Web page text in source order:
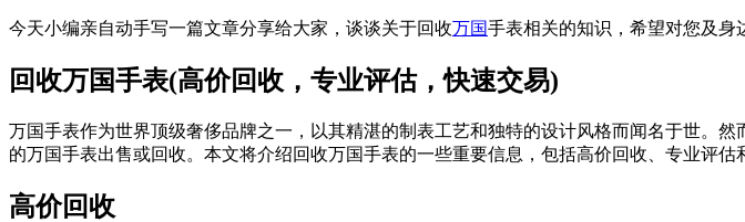
今天小编亲自动手写一篇文章分享给大家，谈谈关于回收万国手表相关的知识，希望对您及身
回收万国手表(高价回收，专业评估，快速交易)
万国手表作为世界顶级奢侈品牌之一，以其精湛的制表工艺和独特的设计风格而闻名于世。
的万国手表出售或回收。本文将介绍回收万国手表的一些重要信息，包括高价回收、专业评估
高价回收